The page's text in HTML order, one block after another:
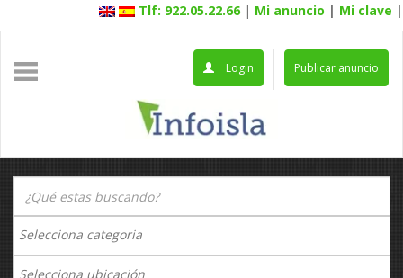
Tlf: 922.05.22.66 | Mi anuncio | Mi clave |
Publicar anuncio
Login